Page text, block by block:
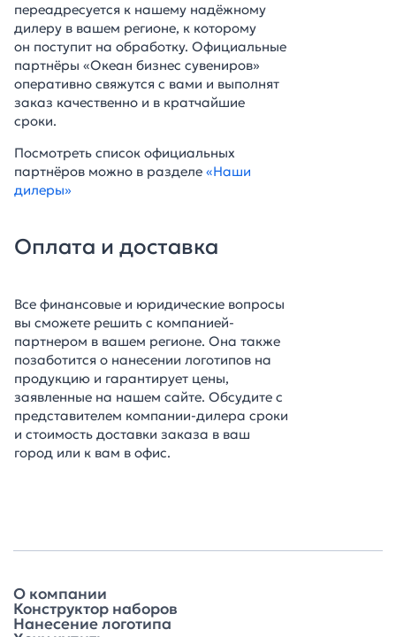
переадресуется к нашему надёжному
дилеру в вашем регионе, к которому
он поступит на обработку. Официальные
партнёры «Океан бизнес сувениров»
оперативно свяжутся с вами и выполнят
заказ качественно и в кратчайшие
сроки.
Посмотреть список официальных
партнёров можно в разделе «Наши
дилеры»
Оплата и доставка
Все финансовые и юридические вопросы
вы сможете решить с компанией-
партнером в вашем регионе. Она также
позаботится о нанесении логотипов на
продукцию и гарантирует цены,
заявленные на нашем сайте. Обсудите с
представителем компании-дилера сроки
и стоимость доставки заказа в ваш
город или к вам в офис.
О компании
Конструктор наборов
Нанесение логотипа